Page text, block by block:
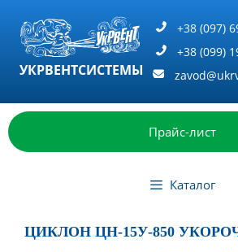
содержимому
УКРВЕНТСИСТЕМЫ
+38 (097)
+38 (099)
Прайс-лист
Каталог
ЦИКЛОН ЦН-15У-850